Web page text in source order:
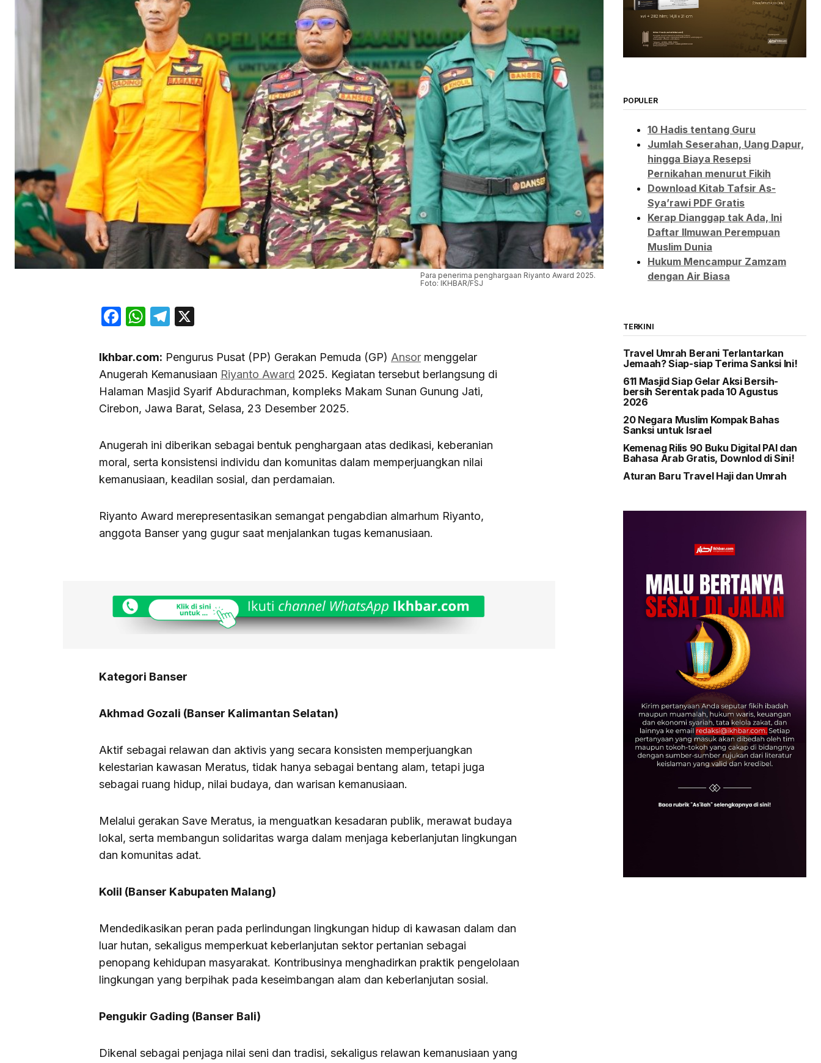
Para penerima penghargaan Riyanto Award 2025.
Foto: IKHBAR/FSJ
Facebook
WhatsApp
Telegram
Ikhbar.com: Pengurus Pusat (PP) Gerakan Pemuda (GP) Ansor menggelar
Anugerah Kemanusiaan Riyanto Award 2025. Kegiatan tersebut berlangsung di
Halaman Masjid Syarif Abdurachman, kompleks Makam Sunan Gunung Jati,
Cirebon, Jawa Barat, Selasa, 23 Desember 2025.
Anugerah ini diberikan sebagai bentuk penghargaan atas dedikasi, keberanian
moral, serta konsistensi individu dan komunitas dalam memperjuangkan nilai
kemanusiaan, keadilan sosial, dan perdamaian.
Riyanto Award merepresentasikan semangat pengabdian almarhum Riyanto,
anggota Banser yang gugur saat menjalankan tugas kemanusiaan.
Kategori Banser
Akhmad Gozali (Banser Kalimantan Selatan)
Aktif sebagai relawan dan aktivis yang secara konsisten memperjuangkan
kelestarian kawasan Meratus, tidak hanya sebagai bentang alam, tetapi juga
sebagai ruang hidup, nilai budaya, dan warisan kemanusiaan.
Melalui gerakan Save Meratus, ia menguatkan kesadaran publik, merawat budaya
lokal, serta membangun solidaritas warga dalam menjaga keberlanjutan lingkungan
dan komunitas adat.
Kolil (Banser Kabupaten Malang)
Mendedikasikan peran pada perlindungan lingkungan hidup di kawasan dalam dan
luar hutan, sekaligus memperkuat keberlanjutan sektor pertanian sebagai
penopang kehidupan masyarakat. Kontribusinya menghadirkan praktik pengelolaan
lingkungan yang berpihak pada keseimbangan alam dan keberlanjutan sosial.
Pengukir Gading (Banser Bali)
Dikenal sebagai penjaga nilai seni dan tradisi, sekaligus relawan kemanusiaan yang
POPULER
10 Hadis tentang Guru
Jumlah Seserahan, Uang Dapur,
hingga Biaya Resepsi
Pernikahan menurut Fikih
Download Kitab Tafsir As-
Sya’rawi PDF Gratis
Kerap Dianggap tak Ada, Ini
Daftar Ilmuwan Perempuan
Muslim Dunia
Hukum Mencampur Zamzam
dengan Air Biasa
TERKINI
Travel Umrah Berani Terlantarkan
Jemaah? Siap-siap Terima Sanksi Ini!
611 Masjid Siap Gelar Aksi Bersih-
bersih Serentak pada 10 Agustus
2026
20 Negara Muslim Kompak Bahas
Sanksi untuk Israel
Kemenag Rilis 90 Buku Digital PAI dan
Bahasa Arab Gratis, Downlod di Sini!
Aturan Baru Travel Haji dan Umrah